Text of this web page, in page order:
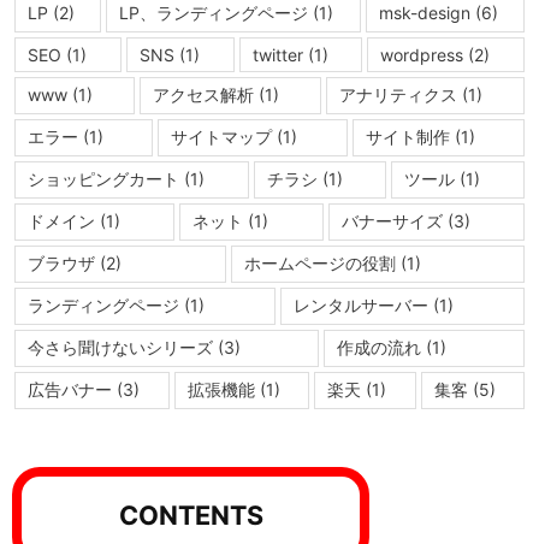
LP (2) LP、ランディングページ (1) msk-design (6)
SEO (1) SNS (1) twitter(1) wordpress (2)
www (1) アクセス解析 (1) アナリティクス (1)
エラー (1) サイトマップ(1) サイト制作(1)
ショッピングカート (1) チラシ (1) ツール (1)
ドメイン (1) ネット (1) バナーサイズ(3)
ブラウザ (2) ホームページの役割(1)
ランディングページ (1) レンタルサーバー (1)
今さら聞けないシリーズ (3) 作成の流れ (1)
広告バナー (3) 拡張機能(1) 楽天 (1) 集客 (5)
CONTENTS